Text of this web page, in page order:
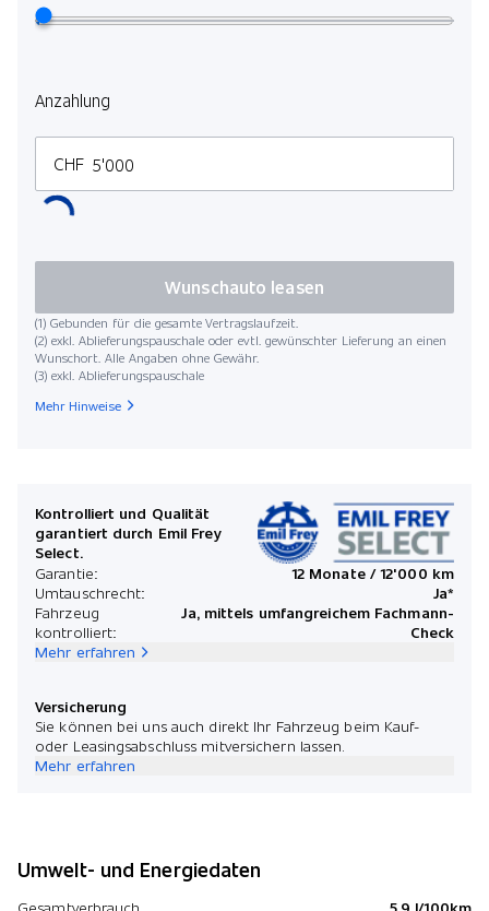
Anzahlung
CHF
(1) Gebunden für die gesamte Vertragslaufzeit.
(2) exkl. Ablieferungspauschale oder evtl. gewünschter Lieferung an einen
Wunschort. Alle Angaben ohne Gewähr.
(3) exkl. Ablieferungspauschale
Wunschauto leasen
Mehr Hinweise
Kontrolliert und Qualität
garantiert durch Emil Frey
Select.
Garantie:
12 Monate / 12'000 km
Umtauschrecht:
Ja*
Fahrzeug
kontrolliert:
Ja, mittels umfangreichem Fachmann-
Check
Mehr erfahren
Versicherung
Sie können bei uns auch direkt Ihr Fahrzeug beim Kauf-
oder Leasingsabschluss mitversichern lassen.
Mehr erfahren
Umwelt- und Energiedaten